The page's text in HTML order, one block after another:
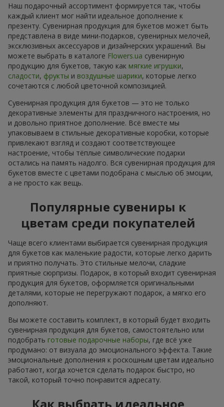
Наш подарочный ассортимент формируется так, чтобы
каждый клиент мог найти идеальное дополнение к
презенту. Сувенирная продукция для букетов может быть
представлена в виде мини-подарков, сувенирных мелочей,
эксклюзивных аксессуаров и дизайнерских украшений. Вы
можете выбрать в каталоге Flowers.ua сувенирную
продукцию для букетов, такую как мягкие игрушки,
сладости, фрукты и воздушные шарики, которые легко
сочетаются с любой цветочной композицией.
Сувенирная продукция для букетов — это не только
декоративные элементы для праздничного настроения, но
и довольно приятное дополнение. Всё вместе мы
упаковываем в стильные декоративные коробки, которые
привлекают взгляд и создают соответствующее
настроение, чтобы тёплые символические подарки
остались на память надолго. Вся сувенирная продукция для
букетов вместе с цветами подобрана с мыслью об эмоции,
а не просто как вещь.
Популярные сувениры к
цветам среди покупателей
Чаще всего клиентами выбирается сувенирная продукция
для букетов как маленькие радости, которые легко дарить
и приятно получать. Это стильные мелочи, сладкие
приятные сюрпризы. Подарок, в который входит сувенирная
продукция для букетов, оформляется оригинальными
деталями, которые не перегружают подарок, а мягко его
дополняют.
Вы можете составить комплект, в который будет входить
сувенирная продукция для букетов, самостоятельно или
подобрать готовые подарочные наборы, где всё уже
продумано: от визуала до эмоционального эффекта. Такие
эмоциональные дополнения к роскошным цветам идеально
работают, когда хочется сделать подарок быстро, но
такой, который точно понравится адресату.